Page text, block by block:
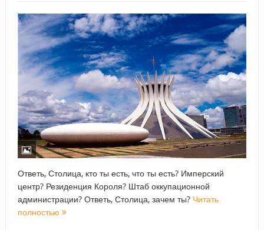
Ответь, Столица, кто ты есть, что ты есть? Имперский
центр? Резиденция Короля? Штаб оккупационной
администрации? Ответь, Столица, зачем ты? Читать
полностью